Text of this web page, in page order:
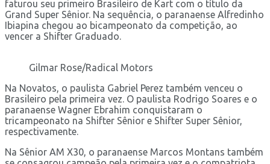
faturou seu primeiro Brasileiro de Kart com o título da
Grand Super Sênior. Na sequência, o paranaense Alfredinho
Ibiapina chegou ao bicampeonato da competição, ao
vencer a Shifter Graduado.
Gilmar Rose/Radical Motors
Na Novatos, o paulista Gabriel Perez também venceu o
Brasileiro pela primeira vez. O paulista Rodrigo Soares e o
paranaense Wagner Ebrahim conquistaram o
tricampeonato na Shifter Sênior e Shifter Super Sênior,
respectivamente.
Na Sênior AM X30, o paranaense Marcos Montans também